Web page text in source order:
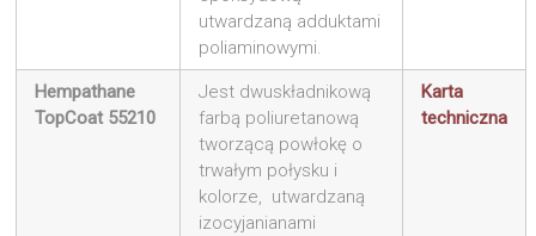
utwardzaną adduktami
poliaminowymi.
Hempathane
TopCoat 55210
Jest dwuskładnikową
farbą poliuretanową
tworzącą powłokę o
trwałym połysku i
kolorze, utwardzaną
izocyjanianami
Karta
techniczna